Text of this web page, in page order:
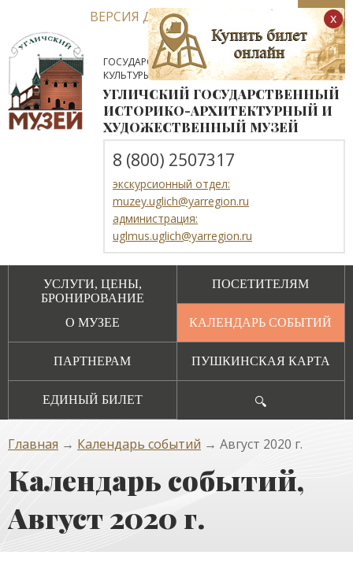
ВЕРСИЯ ДЛЯ СЛАБОВИДЯЩИХ
ГОСУДАРСТВЕННОЕ АВТОНОМНОЕ УЧРЕЖДЕНИЕ
КУЛЬТУРЫ ЯРОСЛАВСКОЙ ОБЛАСТИ
УГЛИЧСКИЙ ГОСУДАРСТВЕННЫЙ
ИСТОРИКО-АРХИТЕКТУРНЫЙ И
ХУДОЖЕСТВЕННЫЙ МУЗЕЙ
8 (800) 2507317
экскурсионный отдел:
muzey.uglich@yarregion.ru
администрация:
uglmus.uglich@yarregion.ru
УСЛУГИ, ЦЕНЫ,
БРОНИРОВАНИЕ
ПОСЕТИТЕЛЯМ
О МУЗЕЕ КАЛЕНДАРЬ СОБЫТИЙ
ПАРТНЕРАМ ПУШКИНСКАЯ КАРТА
ЕДИНЫЙ БИЛЕТ 🔍
Главная → Календарь событий → Август 2020 г.
Календарь событий,
Август 2020 г.
x